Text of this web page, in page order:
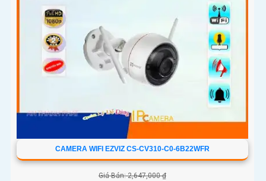
CAMERA WIFI EZVIZ CS-CV310-C0-6B22WFR
Giá Bán: 2,647,000 ₫